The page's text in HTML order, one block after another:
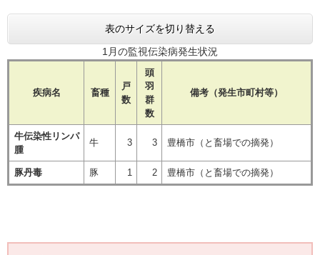
表のサイズを切り替える
1月の監視伝染病発生状況
疾病名 畜種
戸
数
頭
羽
群
数
備考（発生市町村等）
牛伝染性リンパ
腫
牛 3 3 豊橋市（と畜場での摘発）
豚丹毒 豚 1 2 豊橋市（と畜場での摘発）